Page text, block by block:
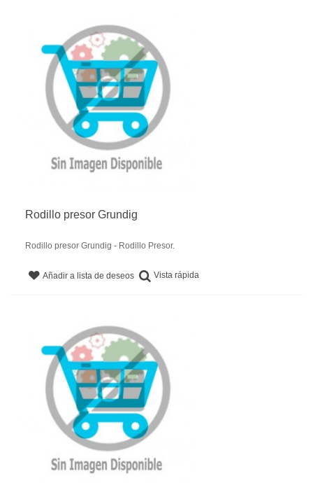
Rodillo presor Grundig
Rodillo presor Grundig - Rodillo Presor.
Añadir a lista de deseos Vista rápida